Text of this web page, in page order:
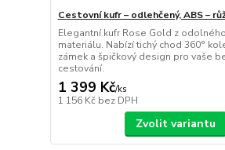
Cestovní kufr – odlehčený, ABS –
Elegantní kufr Rose Gold z
materiálu. Nabízí tichý chod 360°
zámek a špičkový design pro vaše
cestování.
1 399 Kč/ks
1 156 Kč bez DPH
Zvolit variantu